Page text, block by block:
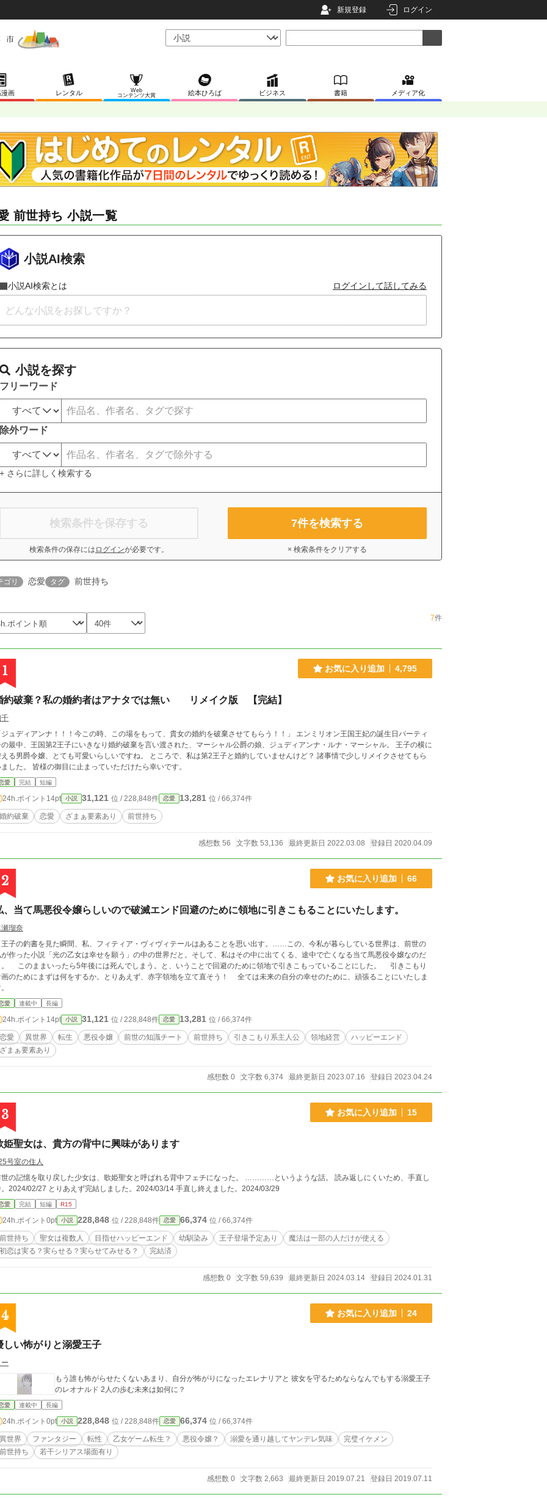
新規登録 ログイン
画 レンタル
Web
コンテンツ大賞
絵本ひろば ビジネス 書籍 メディア化
前世持ち 小説一覧
小説AI検索
小説AI検索とは ログインして話してみる
小説を探す
フリーワード
除外ワード
+ さらに詳しく検索する
検索条件を保存する
検索条件の保存には ログインが必要です。
7件を検索する
× 検索条件をクリアする
ゴリ 恋愛 タグ 前世持ち
7件
1 お気に入り追加 4,795
約破棄？私の婚約者はアナタでは無い リメイク版 【完結】
ュディアンナ！！！今この時、この場をもって、貴女の婚約を破棄させてもらう！！」 エンミリオン王国王妃の誕生日パーティ
最中、王国第2王子にいきなり婚約破棄を言い渡された、マーシャル公爵の娘、ジュディアンナ・ルナ・マーシャル。 王子の横に
る男爵令嬢、とても可愛いらしいですね。 ところで、私は第2王子と婚約していませんけど？ 諸事情で少しリメイクさせてもら
した。 皆様の御目に止まっていただけたら幸いです。
愛 完結 短編
24h.ポイント 14pt 小説 31,121 位 / 228,848件 恋愛 13,281 位 / 66,374件
婚約破棄 恋愛 ざまぁ要素あり 前世持ち
感想数 56 文字数 53,136 最終更新日 2022.03.08 登録日 2020.04.09
2 お気に入り追加 66
、当て馬悪役令嬢らしいので破滅エンド回避のために領地に引きこもることにいたします。
瑠奈
子の釣書を見た瞬間、私、フィティア・ヴィヴィテールはあることを思い出す。……この、今私が暮らしている世界は、前世の
作った小説「光の乙女は幸せを願う」の中の世界だと。そして、私はその中に出てくる、途中で亡くなる当て馬悪役令嬢なのだ
領地で引きこもっていることにした。 引きこもり
のためにまずは何をするか。とりあえず、赤字領地を立て直そう！ 全ては未来の自分の幸せのために、頑張ることにいたしま
愛 連載中 長編
24h.ポイント 14pt 小説 31,121 位 / 228,848件 恋愛 13,281 位 / 66,374件
恋愛 異世界 転生 悪役令嬢 前世の知識チート 前世持ち 引きこもり系主人公 領地経営
ハッピーエンド
ざまぁ要素あり
感想数 0 文字数 6,374 最終更新日 2023.07.16 登録日 2023.04.24
3 お気に入り追加 15
姫聖女は、貴方の背中に興味があります
号室の住人
の記憶を取り戻した少女は、歌姫聖女と呼ばれる背中フェチになった。 …………というような話。 読み返しにくいため、手直し
。2024/02/27 とりあえず完結しました。2024/03/14 手直し終えました。2024/03/29
愛 完結 短編 R15
24h.ポイント 0pt 小説 228,848 位 / 228,848件 恋愛 66,374 位 / 66,374件
前世持ち 聖女は複数人 目指せハッピーエンド 幼馴染み 王子登場予定あり
魔法は一部の人だけが使える
初恋は実る？実らせる？実らせてみせる？
完結済
感想数 0 文字数 59,639 最終更新日 2024.03.14 登録日 2024.01.31
4 お気に入り追加 24
しい怖がりと溺愛王子
もう誰も怖がらせたくないあまり、自分が怖がりになったエレナリアと 彼女を守るためならなんでもする溺愛王子
のレオナルド 2人の歩む未来は如何に？
愛 連載中 長編
24h.ポイント 0pt 小説 228,848 位 / 228,848件 恋愛 66,374 位 / 66,374件
異世界 ファンタジー 転性 乙女ゲーム転生？ 悪役令嬢？ 溺愛を通り越してヤンデレ気味
完璧イケメン
前世持ち
若干シリアス場面有り
感想数 0 文字数 2,663 最終更新日 2019.07.21 登録日 2019.07.11